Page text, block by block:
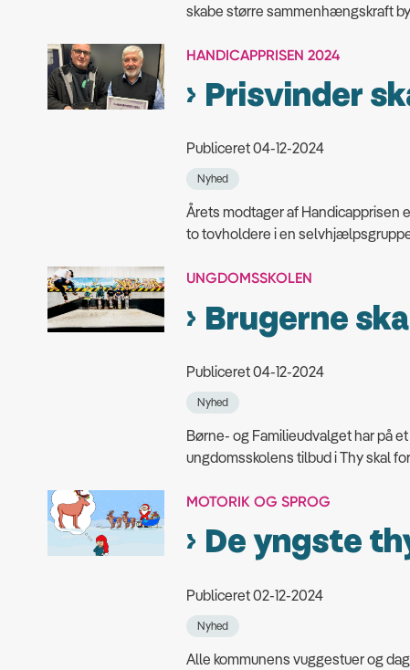
skabe større sammenhængskraft
HANDICAPPRISEN 2024
Prisvinder
Publiceret 04-12-2024
Nyhed
Årets modtager af Handicapprisen
to tovholdere i en
UNGDOMSSKOLEN
Brugerne
Publiceret 04-12-2024
Nyhed
Børne- og Familieudvalget har på
ungdomsskolens tilbud i Thy skal
MOTORIK OG SPROG
De yngste
Publiceret 02-12-2024
Nyhed
Alle kommunens vuggestuer og